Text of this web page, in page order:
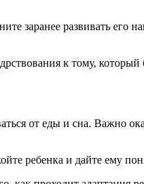
заранее развивать его
к тому,
от еды и сна. Важно
ребенка и дайте ему